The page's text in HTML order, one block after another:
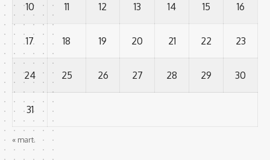
10 11 12 13 14 15 16
17 18 19 20 21 22 23
24 25 26 27 28 29 30
31
« mart.